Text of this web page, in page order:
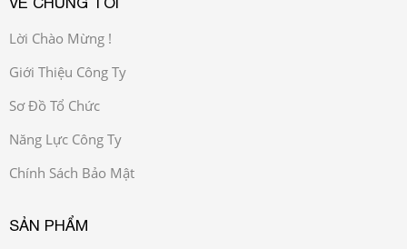
Lời Chào Mừng !
Giới Thiệu Công Ty
Sơ Đồ Tổ Chức
Năng Lực Công Ty
Chính Sách Bảo Mật
SẢN PHẨM